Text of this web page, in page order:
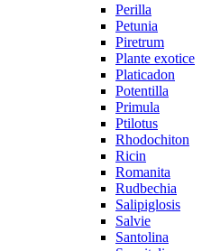
Perilla
Petunia
Piretrum
Plante exotice
Platicadon
Potentilla
Primula
Ptilotus
Rhodochiton
Ricin
Romanita
Rudbechia
Salipiglosis
Salvie
Santolina